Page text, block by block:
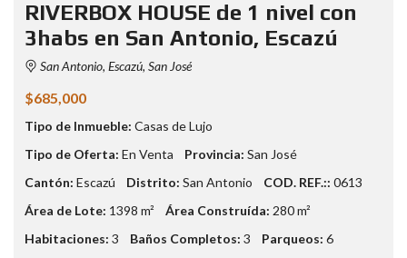
RIVERBOX HOUSE de 1 nivel con
3habs en San Antonio, Escazú
San Antonio, Escazú, San José
$685,000
Tipo de Inmueble: Casas de Lujo
Tipo de Oferta: En Venta Provincia: San José
Cantón: Escazú Distrito: San Antonio COD. REF.:: 0613
Área de Lote: 1398 m² Área Construída: 280 m²
Habitaciones: 3 Baños Completos: 3 Parqueos: 6